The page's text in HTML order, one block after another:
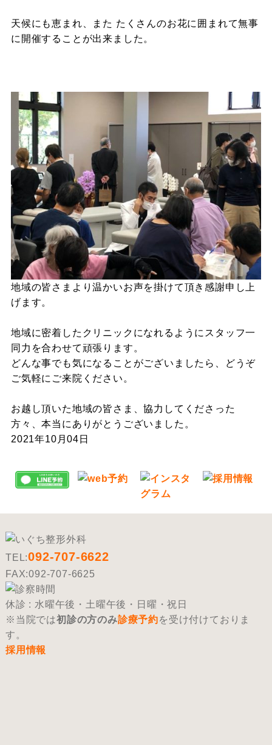
天候にも恵まれ、また たくさんのお花に囲まれて無事
に開催することが出来ました。
地域の皆さまより温かいお声を掛けて頂き感謝申し上
げます。
地域に密着したクリニックになれるようにスタッフ一
同力を合わせて頑張ります。
どんな事でも気になることがございましたら、どうぞ
ご気軽にご来院ください。
お越し頂いた地域の皆さま、協力してくださった
方々、本当にありがとうございました。
2021年10月04日
TEL:092-707-6622
FAX:092-707-6625
休診 : 水曜午後・土曜午後・日曜・祝日
※当院では初診の方のみ診療予約を受け付けておりま
す。
採用情報